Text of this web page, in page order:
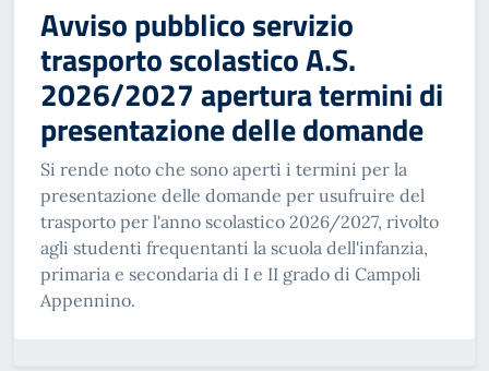
Avviso pubblico servizio
trasporto scolastico A.S.
2026/2027 apertura termini di
presentazione delle domande
Si rende noto che sono aperti i termini per la
presentazione delle domande per usufruire del
trasporto per l'anno scolastico 2026/2027, rivolto
agli studenti frequentanti la scuola dell'infanzia,
primaria e secondaria di I e II grado di Campoli
Appennino.